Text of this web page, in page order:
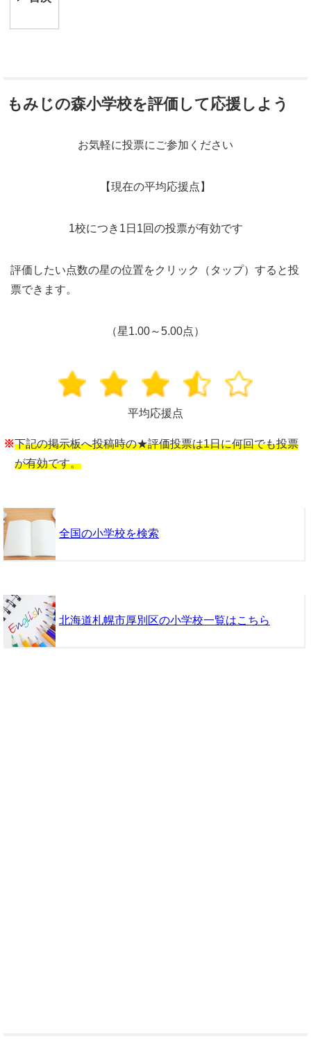
もみじの森小学校を評価して応援しよう
お気軽に投票にご参加ください
【現在の平均応援点】
1校につき1日1回の投票が有効です
評価したい点数の星の位置をクリック（タップ）すると投
票できます。
（星1.00～5.00点）
平均応援点
※下記の掲示板へ投稿時の★評価投票は1日に何回でも投票
が有効です。
全国の小学校を検索
北海道札幌市厚別区の小学校一覧はこちら